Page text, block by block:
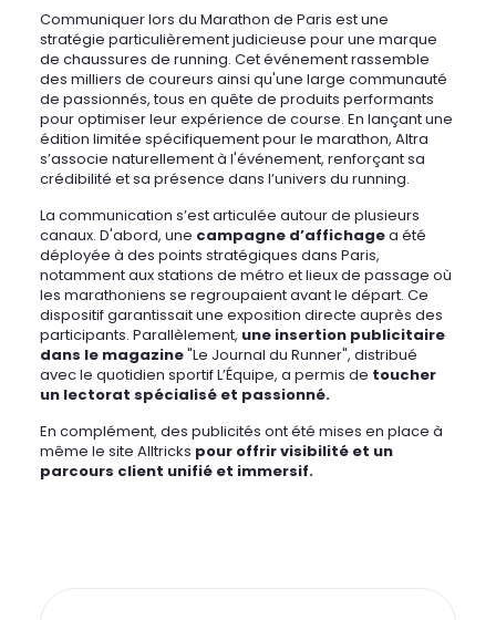
Communiquer lors du Marathon de Paris est une
stratégie particulièrement judicieuse pour une marque
de chaussures de running. Cet événement rassemble
des milliers de coureurs ainsi qu'une large communauté
de passionnés, tous en quête de produits performants
pour optimiser leur expérience de course. En lançant une
édition limitée spécifiquement pour le marathon, Altra
s’associe naturellement à l'événement, renforçant sa
crédibilité et sa présence dans l’univers du running.
La communication s’est articulée autour de plusieurs
canaux. D'abord, une campagne d’affichagea été
déployée à des points stratégiques dans Paris,
notamment aux stations de métro et lieux de passage où
les marathoniens se regroupaient avant le départ. Ce
dispositif garantissait une exposition directe auprès des
participants. Parallèlement, une insertion publicitaire
dans le magazine"Le Journal du Runner", distribué
avec le quotidien sportif L’Équipe, a permis de toucher
un lectorat spécialisé et passionné.
En complément, des publicités ont été mises en place à
même le site Alltricks pour offrir visibilité et un
parcours client unifié et immersif.